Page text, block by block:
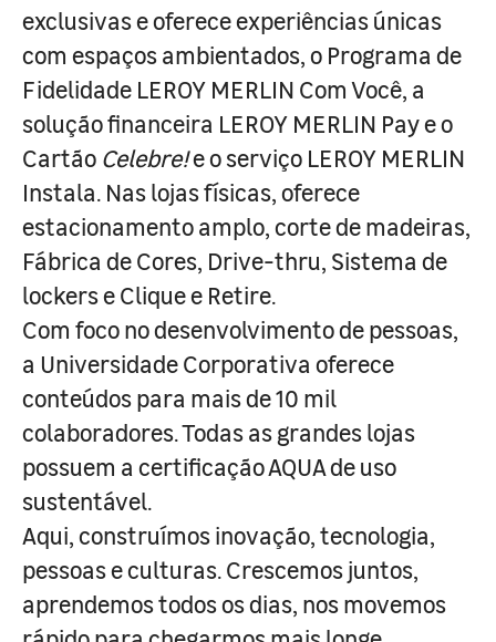
exclusivas e oferece experiências únicas
com espaços ambientados, o Programa de
Fidelidade LEROY MERLIN Com Você, a
solução financeira LEROY MERLIN Pay e o
Cartão Celebre!e o serviço LEROY MERLIN
Instala. Nas lojas físicas, oferece
estacionamento amplo, corte de madeiras,
Fábrica de Cores, Drive-thru, Sistema de
lockers e Clique e Retire.
Com foco no desenvolvimento de pessoas,
a Universidade Corporativa oferece
conteúdos para mais de 10 mil
colaboradores. Todas as grandes lojas
possuem a certificação AQUA de uso
sustentável.
Aqui, construímos inovação, tecnologia,
pessoas e culturas. Crescemos juntos,
aprendemos todos os dias, nos movemos